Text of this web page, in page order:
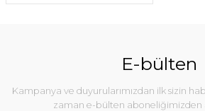
E-bülten
Kampanya ve duyurularımızdan ilk sizin
zaman e-bülten aboneliğimizden